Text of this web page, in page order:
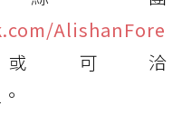
AlishanFore
可洽